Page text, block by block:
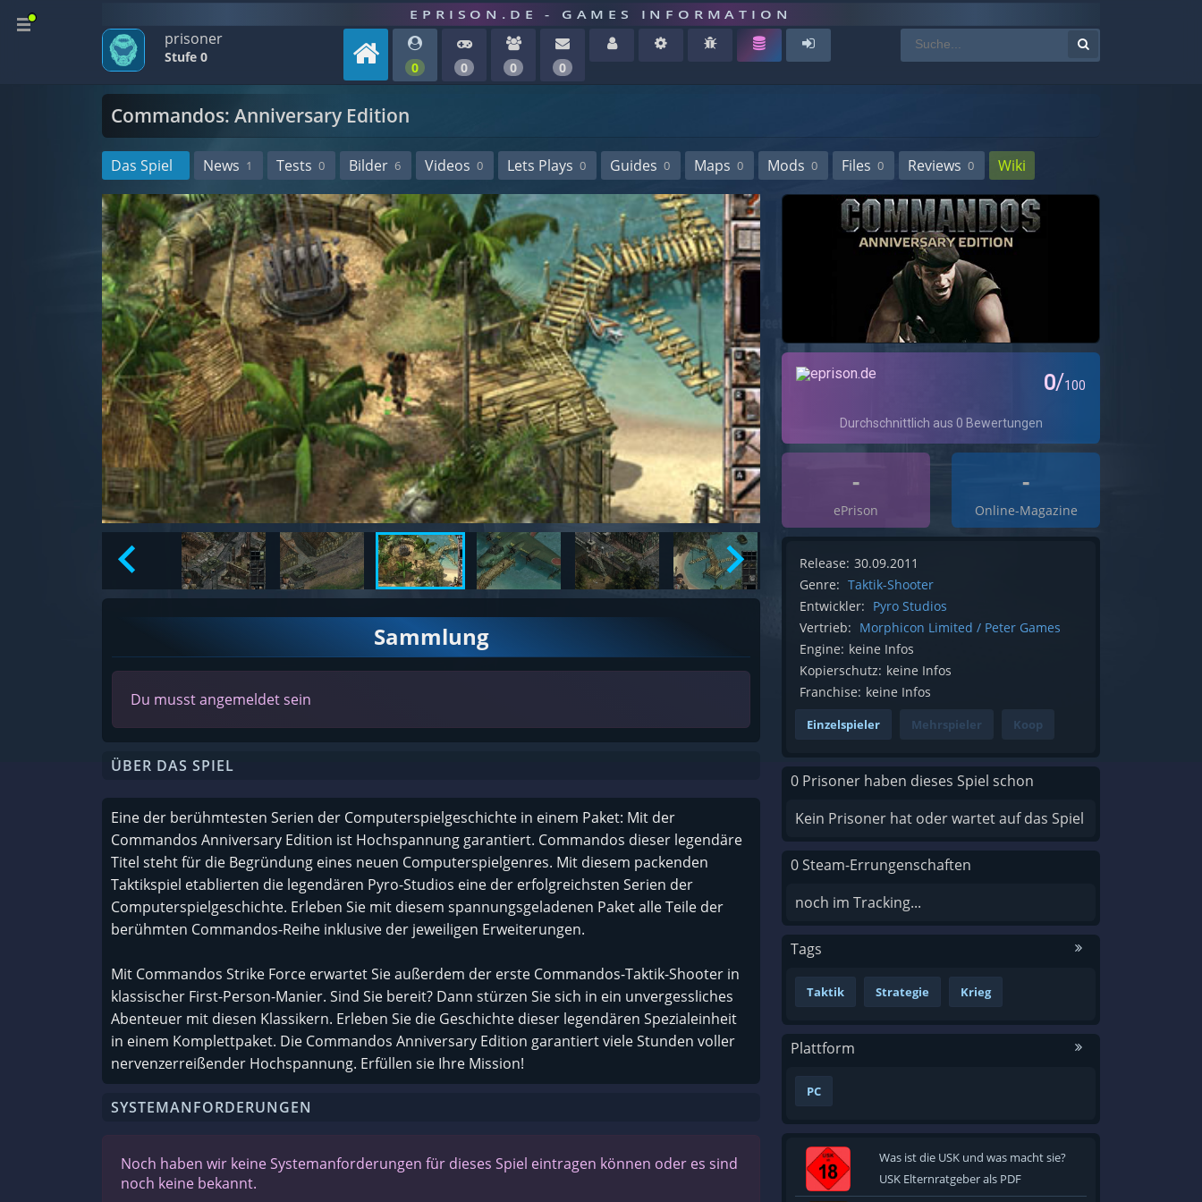
EPRISON.DE - GAMES INFORMATION
prisoner
Stufe 0
0 0 0 0
Commandos: Anniversary Edition
Das Spiel News 1 Tests 0 Bilder 6 Videos 0 Lets Plays 0 Guides 0 Maps 0 Mods 0 Files 0 Reviews 0 Wiki
Sammlung
Du musst angemeldet sein
ÜBER DAS SPIEL
Eine der berühmtesten Serien der Computerspielgeschichte in einem Paket: Mit der
Commandos Anniversary Edition ist Hochspannung garantiert. Commandos dieser legendäre
Titel steht für die Begründung eines neuen Computerspielgenres. Mit diesem packenden
Taktikspiel etablierten die legendären Pyro-Studios eine der erfolgreichsten Serien der
Computerspielgeschichte. Erleben Sie mit diesem spannungsgeladenen Paket alle Teile der
berühmten Commandos-Reihe inklusive der jeweiligen Erweiterungen.
Mit Commandos Strike Force erwartet Sie außerdem der erste Commandos-Taktik-Shooter in
klassischer First-Person-Manier. Sind Sie bereit? Dann stürzen Sie sich in ein unvergessliches
Abenteuer mit diesen Klassikern. Erleben Sie die Geschichte dieser legendären Spezialeinheit
in einem Komplettpaket. Die Commandos Anniversary Edition garantiert viele Stunden voller
nervenzerreißender Hochspannung. Erfüllen sie Ihre Mission!
SYSTEMANFORDERUNGEN
Noch haben wir keine Systemanforderungen für dieses Spiel eintragen können oder es sind
noch keine bekannt.
-
ePrison
-
Online-Magazine
Release: 30.09.2011
Genre: Taktik-Shooter
Entwickler: Pyro Studios
Vertrieb: Morphicon Limited / Peter Games
Engine: keine Infos
Kopierschutz: keine Infos
Franchise: keine Infos
Einzelspieler Mehrspieler Koop
0 Prisoner haben dieses Spiel schon
Kein Prisoner hat oder wartet auf das Spiel
0 Steam-Errungenschaften
noch im Tracking...
Tags
Taktik Strategie Krieg
Plattform
PC
Was ist die USK und was macht sie?
USK Elternratgeber als PDF